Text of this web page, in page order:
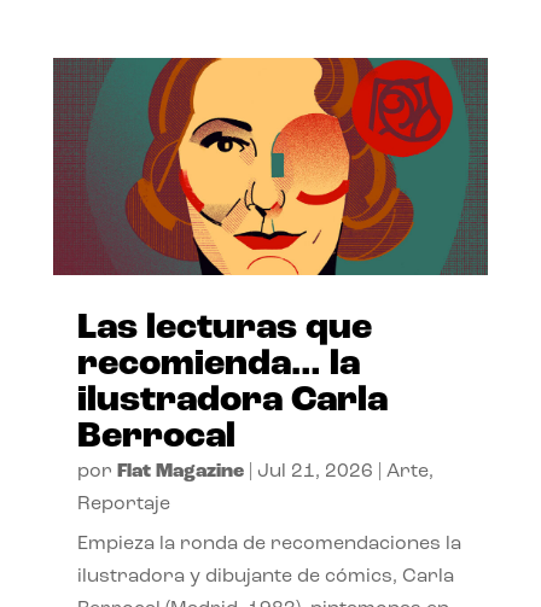
Las lecturas que
recomienda… la
ilustradora Carla
Berrocal
por Flat Magazine| Jul 21, 2026 Arte,
Reportaje
Empieza la ronda de recomendaciones la
ilustradora y dibujante de cómics, Carla